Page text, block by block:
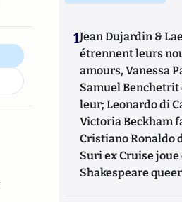
1Jean Dujardin &
étrennent leurs
amours, Vanessa
Samuel
leur; Leonardo di
Victoria Beckham
Cristiano Ronaldo
Suri ex Cruise joue
Shakespeare queer